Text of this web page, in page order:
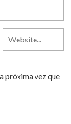
próxima vez que